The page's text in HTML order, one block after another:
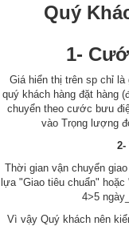
Quý
1-
Giá hiển thị trên sp chỉ là
quý khách hàng đặt hàng
chuyển theo cước bưu
vào Trọng lượng
2-
Thời gian vận chuyển
lựa "Giao tiêu chuẩn" hoặc
4>5
Vì vậy Quý khách nên